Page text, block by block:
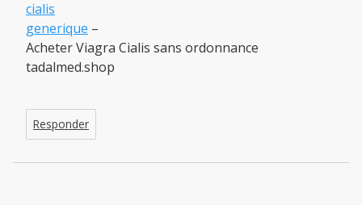
cialis
generique –
Acheter Viagra Cialis sans ordonnance
tadalmed.shop
Responder